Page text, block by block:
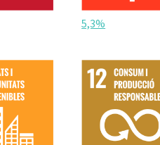
5,3%